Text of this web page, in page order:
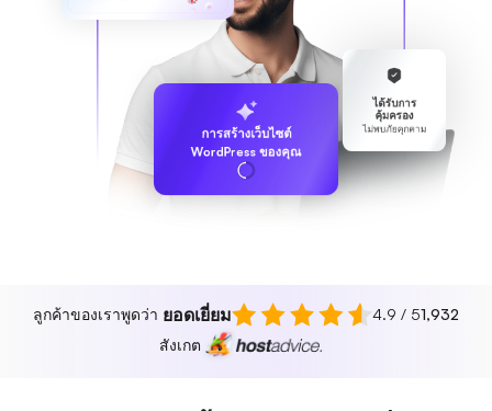
ได้รับการ
คุ้มครอง
ไม่พบภัยคุกคาม
การสร้างเว็บไซต์
WordPress ของคุณ
ลูกค้าของเราพูดว่า ยอดเยี่ยม 4.9 / 51,932
สังเกต